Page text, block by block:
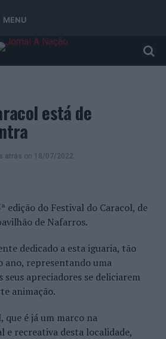
MENU
está de
atrás on 18/07/2022
edição do Festival do Caracol, de
de Nafarros.
dedicado a esta iguaria, tão
representando uma
apreciadores se deliciarem
animação.
que é já um marco na
e recreativa desta localidade,